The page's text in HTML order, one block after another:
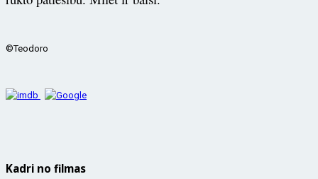
©Teodoro
Kadri no filmas